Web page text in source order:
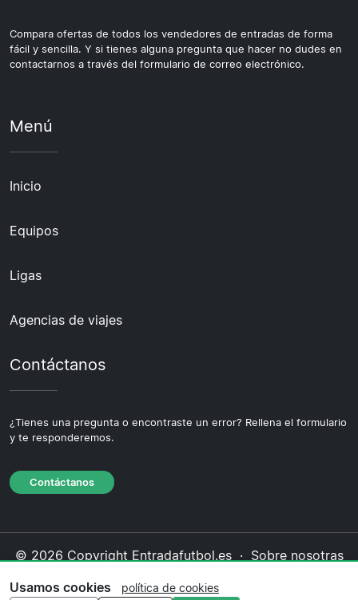
Compara ofertas de todos los vendedores de entradas de forma
fácil y sencilla. Y si tienes alguna pregunta que hacer no dudes en
contactarnos a través del formulario de correo electrónico.
Menú
Inicio
Equipos
Ligas
Agencias de viajes
Contáctanos
¿Tienes una pregunta o encontraste un error? Rellena el formulario
y te responderemos.
Contáctanos
© 2026 Copyright Entradafutbol.es · Sobre nosotras
cookies·Política editorial
Usamos cookies política de cookies